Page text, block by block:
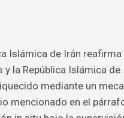
Islámica de Irán
y la República Islámica
mediante un
mencionado en el